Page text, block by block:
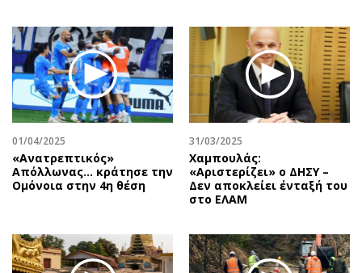
01/04/2025
«Ανατρεπτικός»
Απόλλωνας… κράτησε την
Ομόνοια στην 4η θέση
31/03/2025
Χαμπουλάς:
«Αριστερίζει» ο ΔΗΣΥ –
Δεν αποκλείει ένταξή του
στο ΕΛΑΜ